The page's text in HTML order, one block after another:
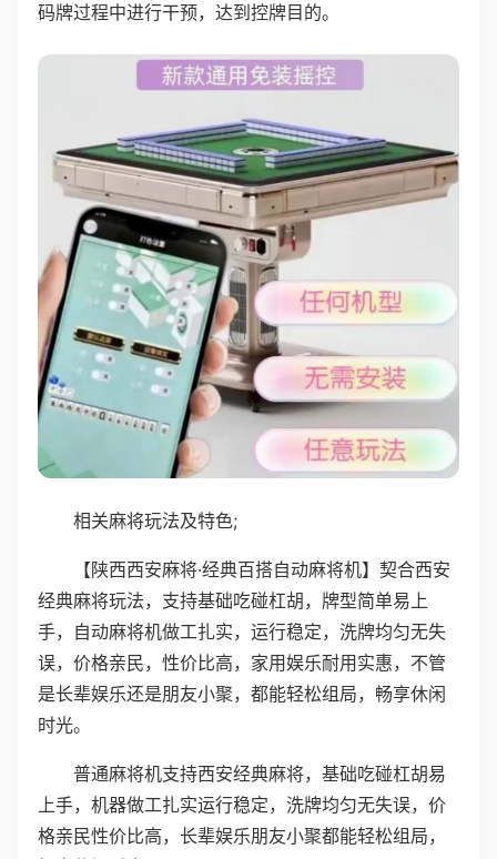
码牌过程中进行干预，达到控牌目的。
相关麻将玩法及特色;
【陕西西安麻将·经典百搭自动麻将机】契合西安
经典麻将玩法，支持基础吃碰杠胡，牌型简单易上
手，自动麻将机做工扎实，运行稳定，洗牌均匀无失
误，价格亲民，性价比高，家用娱乐耐用实惠，不管
是长辈娱乐还是朋友小聚，都能轻松组局，畅享休闲
时光。
普通麻将机支持西安经典麻将，基础吃碰杠胡易
上手，机器做工扎实运行稳定，洗牌均匀无失误，价
格亲民性价比高，长辈娱乐朋友小聚都能轻松组局，